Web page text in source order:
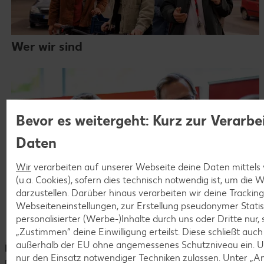
Wer wir sind
Unsere Messen und Events
Hinweis:Für eine bessere Lesbarkeit verwenden wir die
männliche Form. Damit sprechen wir selbstverständlich alle
Bevor es weitergeht: Kurz zur
Daten
Wir verarbeiten auf unserer Webseite deine Daten mittels
(u.a. Cookies), sofern dies technisch notwendig ist, um die
darzustellen. Darüber hinaus verarbeiten wir deine
Webseiteneinstellungen, zur Erstellung pseudonymer
personalisierter (Werbe-)Inhalte durch uns oder Dritte nur,
„Zustimmen“ deine Einwilligung erteilst. Diese schließt
außerhalb der EU ohne angemessenes Schutzniveau ein.
nur den Einsatz notwendiger Techniken zulassen. Unter